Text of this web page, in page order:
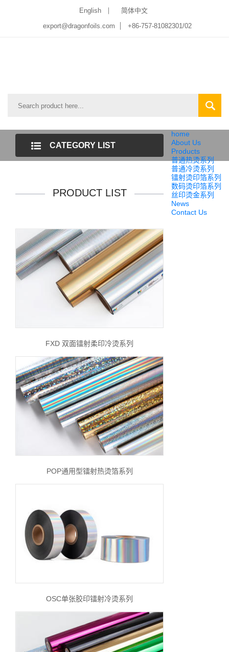
English
简体中文
export@dragonfoils.com
+86-757-81082301/02
home
About Us
Products
普通热烫系列
普通冷烫系列
镭射烫印箔系列
数码烫印箔系列
丝印烫金系列
News
Contact Us
CATEGORY LIST
PRODUCT LIST
FXD 双面镭射柔印冷烫系列
POP通用型镭射热烫箔系列
OSC单张胶印镭射冷烫系列